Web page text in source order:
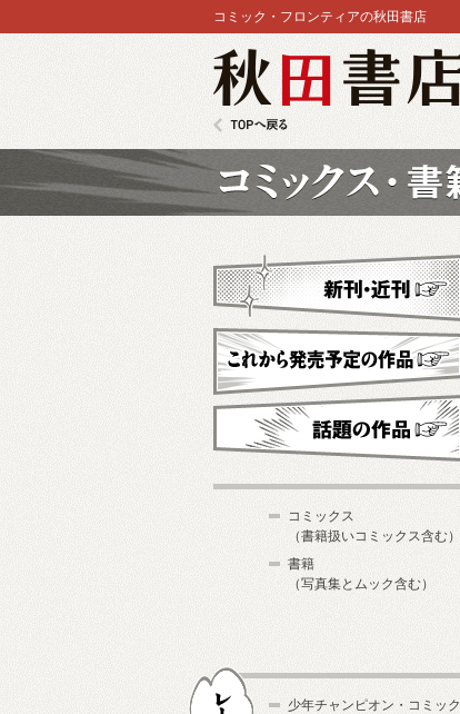
コミック・フロンティアの秋田書店
新刊・近刊
これから発売予定
コミックス
（書籍扱いコミックス含む）
書籍
（写真集とムック含む）
少年チャンピオン・コミック